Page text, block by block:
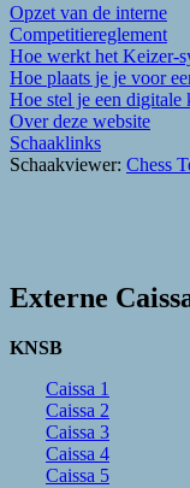
Opzet van de interne
Competitiereglement
Hoe werkt het Keizer-
Hoe plaats je je voor
Hoe stel je een digitale
Over deze website
Schaaklinks
Schaakviewer: Chess
Externe
KNSB
Caissa 1
Caissa 2
Caissa 3
Caissa 4
Caissa 5